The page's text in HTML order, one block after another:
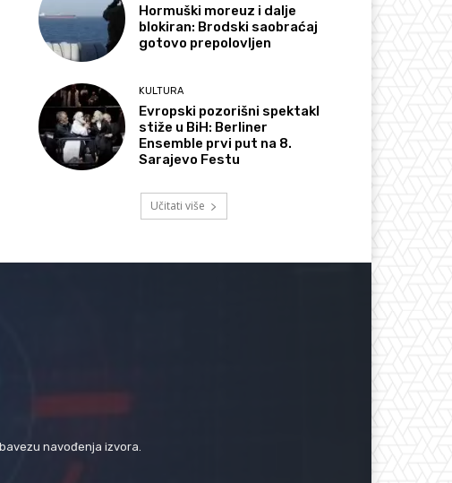
Hormuški moreuz i dalje
blokiran: Brodski saobraćaj
gotovo prepolovljen
KULTURA
Evropski pozorišni spektakl
stiže u BiH: Berliner
Ensemble prvi put na 8.
Sarajevo Festu
Učitati više
navođenja izvora.